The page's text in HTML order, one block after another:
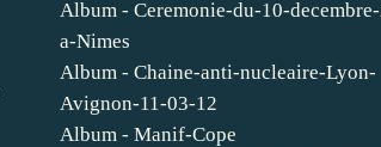
Album - Ceremonie-du-10-
a-Nimes
Album - Chaine-anti-nucleaire-Lyon-
Avignon-11-03-12
Album - Manif-Cope